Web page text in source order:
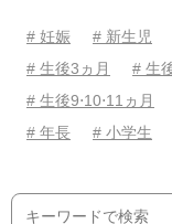
# 妊娠 # 新生児
# 生後3ヵ月
# 生
# 生後9⋅10⋅11ヵ月
# 年長
# 小学生